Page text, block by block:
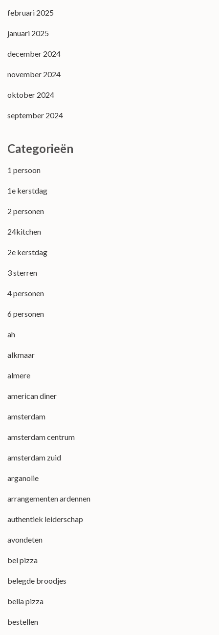
februari 2025
januari 2025
december 2024
november 2024
oktober 2024
september 2024
Categorieën
1 persoon
1e kerstdag
2 personen
24kitchen
2e kerstdag
3 sterren
4 personen
6 personen
ah
alkmaar
almere
american diner
amsterdam
amsterdam centrum
amsterdam zuid
arganolie
arrangementen ardennen
authentiek leiderschap
avondeten
bel pizza
belegde broodjes
bella pizza
bestellen